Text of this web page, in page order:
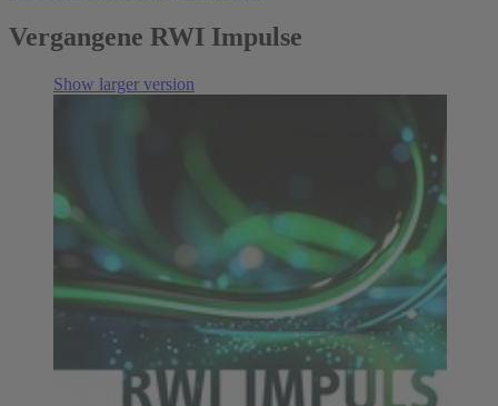
Vergangene RWI Impulse
Show larger version